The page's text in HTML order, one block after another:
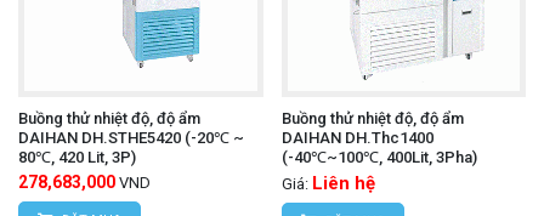
Buồng thử nhiệt độ, độ ẩm
DAIHAN DH.STHE5420 (-20℃ ~
80℃, 420 Lit, 3P)
278,683,000 VND
Buồng thử nhiệt độ, độ ẩm
DAIHAN DH.Thc1400
(-40℃~100℃, 400Lit, 3Pha)
Giá: Liên hệ